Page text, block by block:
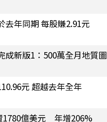
去年同期 每股賺2.91元
成新版1：500萬全月地質圖
元 超越去年全年
1780億美元 年增206%